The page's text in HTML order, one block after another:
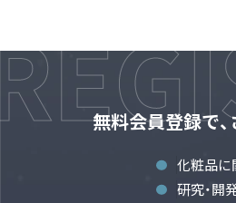
無料会員登録で
化粧品に
研究・開